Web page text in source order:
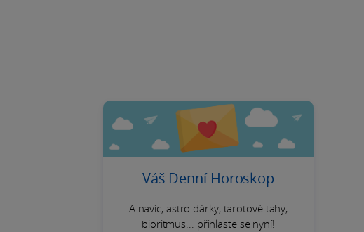
Váš Denní Horoskop
A navíc, astro dárky, tarotové tahy,
bioritmus... přihlaste se nyní!